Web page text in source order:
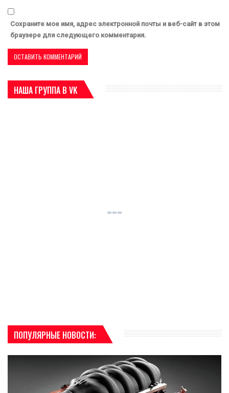
Сохраните мое имя, адрес электронной почты и веб-сайт в этом
браузере для следующего комментария.
НАША ГРУППА В VK
ПОПУЛЯРНЫЕ НОВОСТИ: